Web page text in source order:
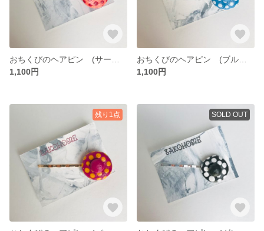
1,100円
1,100円
残り1点 SOLD OUT